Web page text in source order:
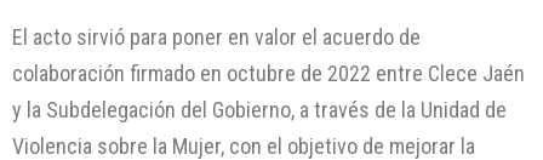
El acto sirvió para poner en valor el acuerdo de
colaboración firmado en octubre de 2022 entre Clece Jaén
y la Subdelegación del Gobierno, a través de la Unidad de
Violencia sobre la Mujer, con el objetivo de mejorar la